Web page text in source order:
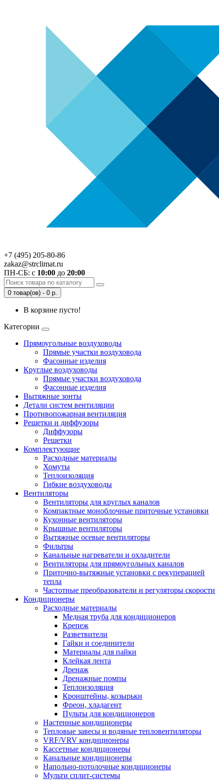
+7 (495) 205-80-86
zakaz@strclimat.ru
ПН-СБ: с 10:00 до 20:00
0 товар(ов) - 0 р.
В корзине пусто!
Категории
Прямоугольные воздуховоды
Прямые участки воздуховода
Фасонные изделия
Круглые воздуховоды
Прямые участки воздуховода
Фасонные изделия
Вытяжные зонты
Детали систем вентиляции
Противопожарная вентиляция
Решетки и диффузоры
Диффузоры
Решетки
Комплектующие
Расходные материалы
Хомуты
Теплоизоляция
Гибкие воздуховоды
Вентиляторы
Вентиляторы для круглых каналов
Компактные моноблочные приточные установки
Кухонные вентиляторы
Крышные вентиляторы
Вытяжные осевые вентиляторы
Фильтры
Канальные нагреватели и охладители
Вентиляторы для прямоугольных каналов
Приточно-вытяжные установки с рекуперацией
тепла
Частотные преобразователи и регуляторы скорости
Кондиционеры
Расходные материалы
Медная труба для кондиционеров
Крепеж
Разветвители
Гайки и соединители
Материалы для пайки
Клейкая лента
Дренаж
Дренажные помпы
Теплоизоляция
Кронштейны, козырьки
Фреон, хладагент
Пульты для кондиционеров
Настенные кондиционеры
Тепловые завесы и водяные тепловентиляторы
VRF/VRV кондиционеры
Кассетные кондиционеры
Канальные кондиционеры
Напольно-потолочные кондиционеры
Мульти сплит-системы